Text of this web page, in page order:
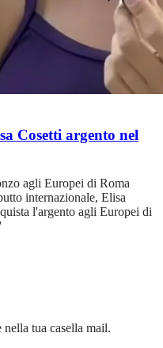
Cosetti argento nel
agli Europei di Roma
internazionale, Elisa
l'argento agli Europei di
tua casella mail.